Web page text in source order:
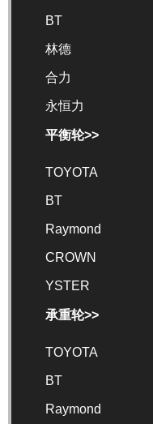
BT
林德
合力
永恒力
平衡轮>>
TOYOTA
BT
Raymond
CROWN
YSTER
承重轮>>
TOYOTA
BT
Raymond